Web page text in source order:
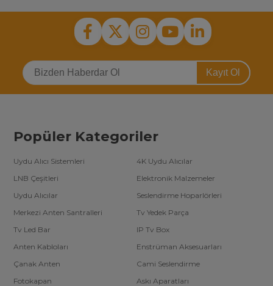
Kayıt Ol
Popüler Kategoriler
Uydu Alıcı Sistemleri
4K Uydu Alıcılar
LNB Çeşitleri
Elektronik Malzemeler
Uydu Alıcılar
Seslendirme Hoparlörleri
Merkezi Anten Santralleri
Tv Yedek Parça
Tv Led Bar
IP Tv Box
Anten Kabloları
Enstrüman Aksesuarları
Çanak Anten
Cami Seslendirme
Fotokapan
Askı Aparatları